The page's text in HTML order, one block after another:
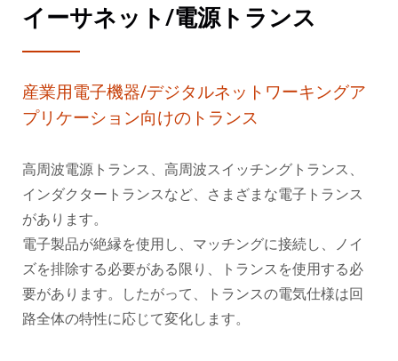
イーサネット/電源トランス
産業用電子機器/デジタルネットワーキングア
プリケーション向けのトランス
高周波電源トランス、高周波スイッチングトランス、
インダクタートランスなど、さまざまな電子トランス
があります。
電子製品が絶縁を使用し、マッチングに接続し、ノイ
ズを排除する必要がある限り、トランスを使用する必
要があります。したがって、トランスの電気仕様は回
路全体の特性に応じて変化します。